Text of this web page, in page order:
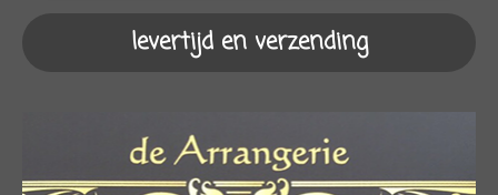
levertijd en verzending